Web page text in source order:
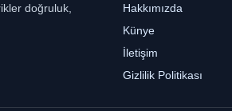
doğruluk,
Hakkımızda
Künye
İletişim
Gizlilik Politikası